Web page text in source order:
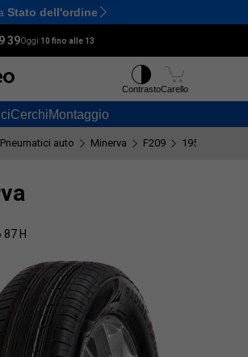
Ctrl M
Stato dell'ordine
39Oggi:10 fino alle 13
CerchiMontaggio
ContrastoCarello
Pneumatici auto Minerva F209 195/55 R16
H